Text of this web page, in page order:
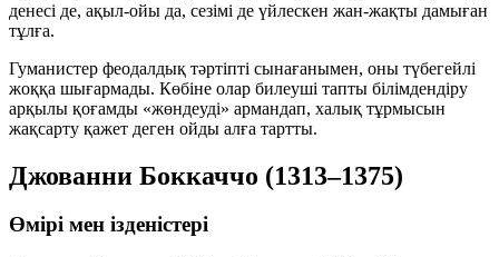
денесі де, ақыл-ойы да, сезімі де үйлескен жан-жақты дамыған
тұлға.
Гуманистер феодалдық тәртіпті сынағанымен, оны түбегейлі
жоққа шығармады. Көбіне олар билеуші тапты білімдендіру
арқылы қоғамды «жөндеуді» армандап, халық тұрмысын
жақсарту қажет деген ойды алға тартты.
Джованни Боккаччо (1313–1375)
Өмірі мен ізденістері